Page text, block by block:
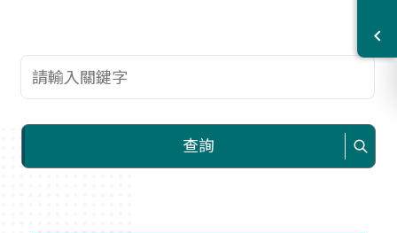
查詢關鍵字
查詢